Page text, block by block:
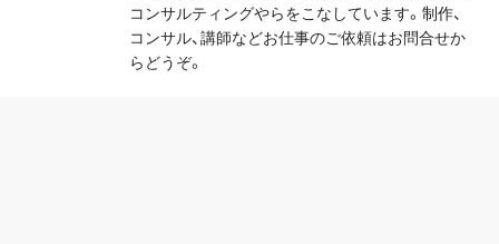
コンサルティングやらをこなしています。制作、
コンサル、講師などお仕事のご依頼はお問合せか
らどうぞ。